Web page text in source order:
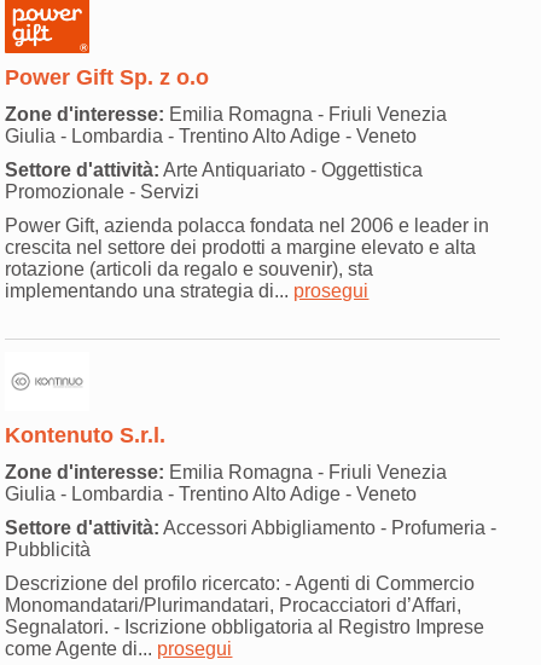
Power Gift Sp. z o.o
Zone d'interesse: Emilia Romagna - Friuli Venezia
Giulia - Lombardia - Trentino Alto Adige - Veneto
Settore d'attività: Arte Antiquariato - Oggettistica
Promozionale - Servizi
Power Gift, azienda polacca fondata nel 2006 e leader in
crescita nel settore dei prodotti a margine elevato e alta
rotazione (articoli da regalo e souvenir), sta
implementando una strategia di... prosegui
Kontenuto S.r.l.
Zone d'interesse: Emilia Romagna - Friuli Venezia
Giulia - Lombardia - Trentino Alto Adige - Veneto
Settore d'attività: Accessori Abbigliamento - Profumeria -
Pubblicità
Descrizione del profilo ricercato: - Agenti di Commercio
Monomandatari/Plurimandatari, Procacciatori d’Affari,
Segnalatori. - Iscrizione obbligatoria al Registro Imprese
come Agente di... prosegui